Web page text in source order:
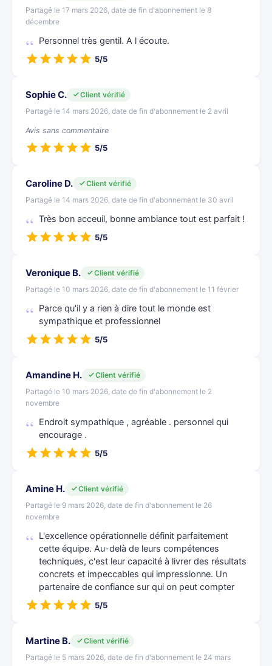
Partagé le 17 mars 2026, date de fin d'abonnement le 8
décembre
Personnel très gentil. A l écoute.
5/5
Sophie C.
Client vérifié
Partagé le 14 mars 2026, date de fin d'abonnement le 2 avril
Avis sans commentaire
5/5
Caroline D.
Client vérifié
Partagé le 14 mars 2026, date de fin d'abonnement le 30 avril
Très bon acceuil, bonne ambiance tout est parfait !
5/5
Veronique B.
Client vérifié
Partagé le 10 mars 2026, date de fin d'abonnement le 11 février
Parce qu'il y a rien à dire tout le monde est
sympathique et professionnel
5/5
Amandine H.
Client vérifié
Partagé le 10 mars 2026, date de fin d'abonnement le 2
novembre
Endroit sympathique , agréable . personnel qui
encourage .
5/5
Amine H.
Client vérifié
Partagé le 9 mars 2026, date de fin d'abonnement le 26
novembre
L'excellence opérationnelle définit parfaitement
cette équipe. Au-delà de leurs compétences
techniques, c'est leur capacité à livrer des résultats
concrets et impeccables qui impressionne. Un
partenaire de confiance sur qui on peut compter
5/5
Martine B.
Client vérifié
Partagé le 5 mars 2026, date de fin d'abonnement le 24 mars